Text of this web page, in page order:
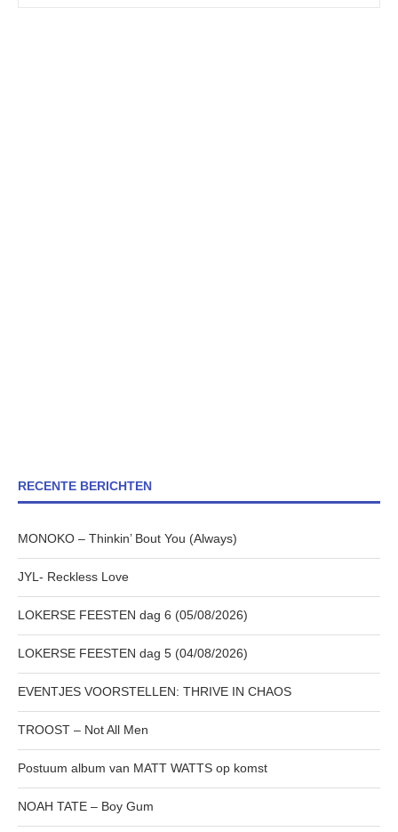
RECENTE BERICHTEN
MONOKO – Thinkin’ Bout You (Always)
JYL- Reckless Love
LOKERSE FEESTEN dag 6 (05/08/2026)
LOKERSE FEESTEN dag 5 (04/08/2026)
EVENTJES VOORSTELLEN: THRIVE IN CHAOS
TROOST – Not All Men
Postuum album van MATT WATTS op komst
NOAH TATE – Boy Gum